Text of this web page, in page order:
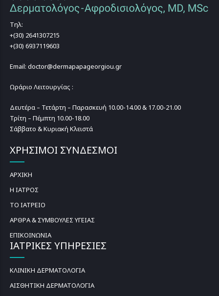
Τηλ:
+(30) 2641307215
+(30) 6937119603
Email: doctor@dermapapageorgiou.gr
Ωράριο Λειτουργίας :
Δευτέρα – Τετάρτη – Παρασκευή 10.00-14.00 & 17.00-21.00
Τρίτη – Πέμπτη 10.00-18.00
Σάββατο & Κυριακή Κλειστά
ΧΡΗΣΙΜΟΙ ΣΥΝΔΕΣΜΟΙ
ΑΡΧΙΚΗ
Η ΙΑΤΡΟΣ
ΤΟ ΙΑΤΡΕΙΟ
ΑΡΘΡΑ & ΣΥΜΒΟΥΛΕΣ ΥΓΕΙΑΣ
ΕΠΙΚΟΙΝΩΝΙΑ
ΙΑΤΡΙΚΕΣ ΥΠΗΡΕΣΙΕΣ
ΚΛΙΝΙΚΗ ΔΕΡΜΑΤΟΛΟΓΙΑ
ΑΙΣΘΗΤΙΚΗ ΔΕΡΜΑΤΟΛΟΓΙΑ